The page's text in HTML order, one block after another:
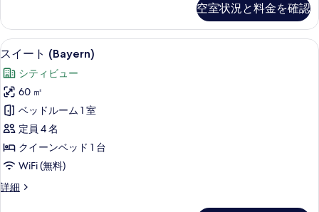
表
示
す
る
ム
(Neuschwanstein)
の
す
べ
て
の
写
真
を
ス
ダ
ブ
ル
ー
ム
(Neuschwanstein)
の
詳
細
空室状況と料金を確認
ス
イ
ー
ト
(Bayern)
の
す
べ
て
スイート (Bayern) | リビング エリア
14
スイート (Bayern)
シティビュー
60 ㎡
ベッドルーム 1 室
定員 4 名
クイーンベッド 1 台
WiFi (無料)
詳細
ス